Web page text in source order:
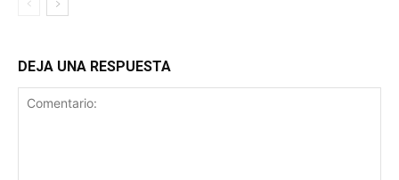
DEJA UNA RESPUESTA